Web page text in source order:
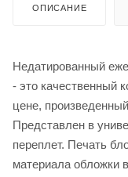
ОПИСАНИЕ
Недатированный
- это качественный
цене,
Представлен в
переплет. Печать
материала обложки